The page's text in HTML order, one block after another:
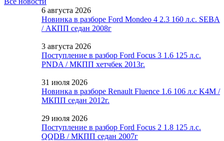
6 августа 2026
Новинка в разборе Ford Mondeo 4 2.3 160 л.с. SEBA
/ АКПП седан 2008г
3 августа 2026
Поступление в разбор Ford Focus 3 1.6 125 л.с.
PNDA / МКПП хетчбек 2013г.
31 июля 2026
Новинка в разборе Renault Fluence 1.6 106 л.с K4M /
МКПП седан 2012г.
29 июля 2026
Поступление в разбор Ford Focus 2 1.8 125 л.с.
QQDB / МКПП седан 2007г